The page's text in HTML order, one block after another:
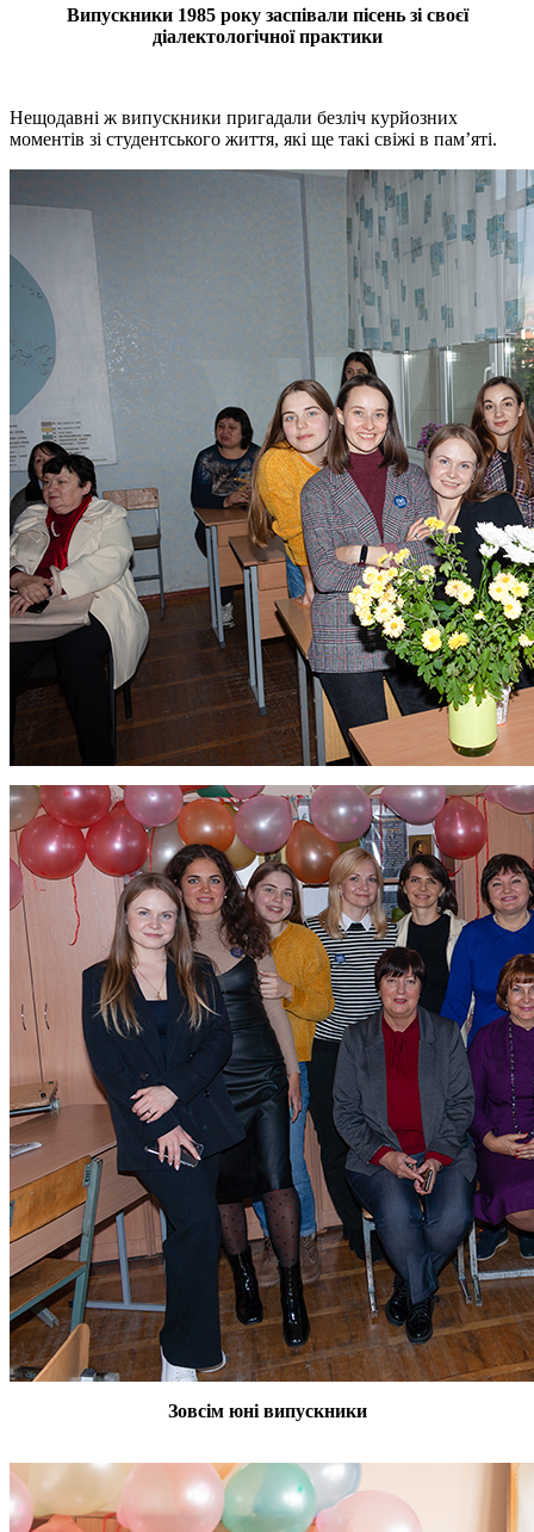
Випускники 1985 року заспівали пісень зі своєї
діалектологічної практики
Нещодавні ж випускники пригадали безліч курйозних
моментів зі студентського життя, які ще такі свіжі в пам’яті.
Зовсім юні випускники